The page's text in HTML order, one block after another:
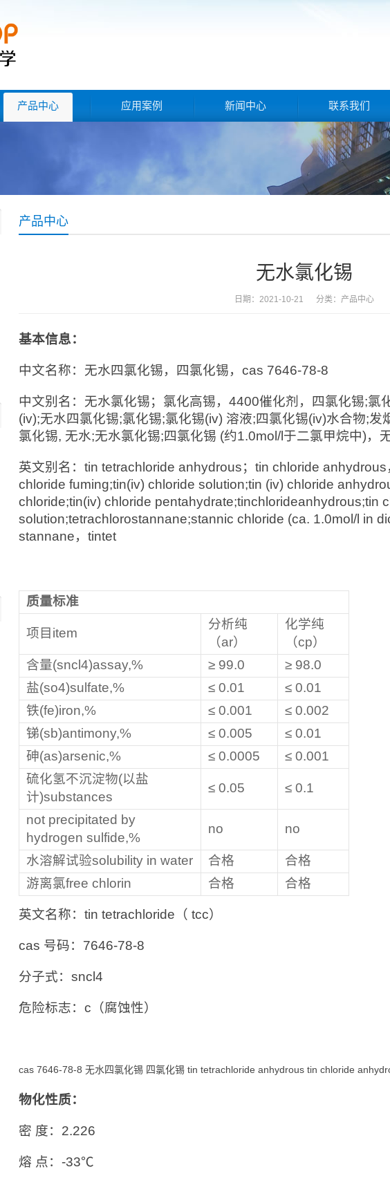
产品中心 应用案例 新闻中心 联系我们
产品中心
无水氯化锡
日期：2021-10-21 分类： 产品中心
基本信息：
中文名称：无水四氯化锡，四氯化锡，cas 7646-78-8
中文别名：无水氯化锡；氯化高锡，4400催化剂，四氯化锡;氯
(iv);无水四氯化锡;氯化锡;氯化锡(iv) 溶液;四氯化锡(iv)水合物;发
氯化锡, 无水;无水氯化锡;四氯化锡 (约1.0mol/l于二氯甲烷中)，
英文别名：tin tetrachloride anhydrous；tin chloride
chloride fuming;tin(iv) chloride solution;tin (iv) chloride
chloride;tin(iv) chloride pentahydrate;tinchlorideanhydrous;tin
solution;tetrachlorostannane;stannic chloride (ca. 1.0mol/l in
stannane，tintet
质量标准
项目item
分析纯
（ar）
化学纯
（cp）
含量(sncl4)assay,%
≥ 99.0
≥ 98.0
盐(so4)sulfate,%
≤ 0.01
≤ 0.01
铁(fe)iron,%
≤ 0.001
≤ 0.002
锑(sb)antimony,%
≤ 0.005
≤ 0.01
砷(as)arsenic,%
≤ 0.0005
≤ 0.001
硫化氢不沉淀物(以盐
计)substances
≤ 0.05 ≤ 0.1
not precipitated by
hydrogen sulfide,%
no no
水溶解试验solubility in water 合格
合格
游离氯free chlorin
合格 合格
英文名称：tin tetrachloride（ tcc）
cas 号码：7646-78-8
分子式：sncl4
危险标志：c（腐蚀性）
cas 7646-78-8 无水四氯化锡 四氯化锡 tin tetrachloride anhydrous tin chloride
物化性质：
密 度：2.226
熔 点：-33℃